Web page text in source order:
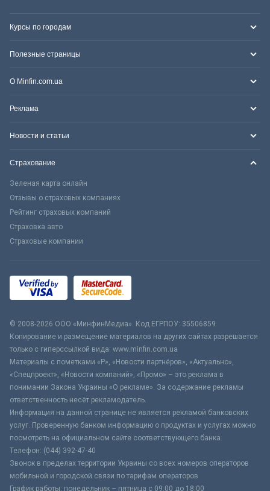
Курсы по городам
Полезные страницы
О Minfin.com.ua
Реклама
Новости и статьи
Страхование
Зеленая карта онлайн
Отзывы о страховых компаниях
Рейтинг страховых компаний
Страховка авто
Страховые компании
© 2008-2026 ООО «МинфинМедиа». Код ЕГРПОУ: 35506859
Копирование и размещение материалов на других сайтах разрешается
только с гиперссылкой вида: www.minfin.com.ua
Материалы с пометками «Р», «Новости партнёров», «Актуально»,
«Спецпроект», «Новости компаний», «Промо» – это реклама в
понимании Закона Украины «О рекламе». За содержание рекламы
ответственность несёт рекламодатель.
Информация на данной странице не является рекламой банковских
услуг. Проверенную банком информацию о продуктах и услугах можно
посмотреть на официальном сайте соответствующего банка.
Телефон: (044) 392-47-40
Звонок в пределах территории Украины со всех номеров операторов
мобильной и городской связи по тарифам операторов
График работы: понедельник – пятница с 09:00 до 18:00